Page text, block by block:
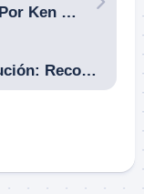
Instructores y cursos de tiro. Por Ken Hackathorn.
Tercera Parte. Misión. Ejecución: Reconocimiento e Inteligencia, Tácticas de Combate en Población. Lecciones Aprendidas. Operación HUE CITY.